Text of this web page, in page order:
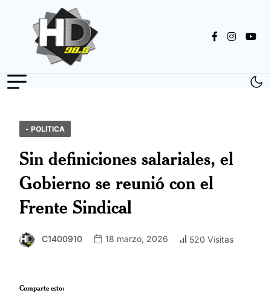
- POLITICA
Sin definiciones salariales, el
Gobierno se reunió con el
Frente Sindical
C1400910 18 marzo, 2026 520 Visitas
Comparte esto: